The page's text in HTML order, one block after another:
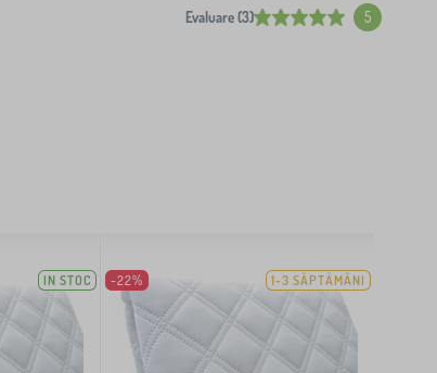
Evaluare (3) 5
IN STOC -22% 1-3 SĂPTĂMÂNI